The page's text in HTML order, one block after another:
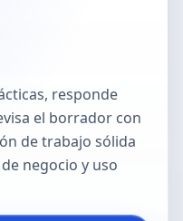
responde
el borrador con
de trabajo sólida
negocio y uso